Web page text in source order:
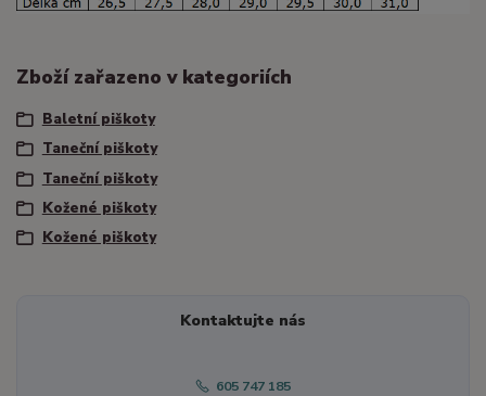
Zboží zařazeno v kategoriích
Baletní piškoty
Taneční piškoty
Taneční piškoty
Kožené piškoty
Kožené piškoty
Kontaktujte nás
605 747 185